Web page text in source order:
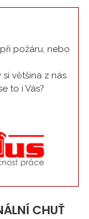
požáru, nebo
většina z nás
to i Vás?
CHUŤ